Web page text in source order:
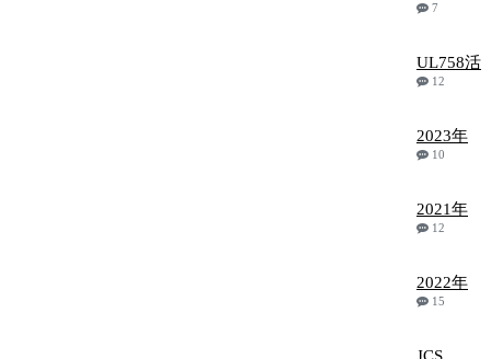
7
UL758活
12
2023年
10
2021年
12
2022年
15